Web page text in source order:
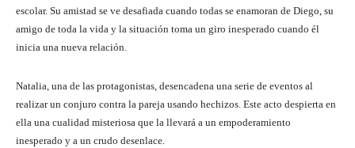
escolar. Su amistad se ve desafiada cuando todas se enamoran de Diego, su
amigo de toda la vida y la situación toma un giro inesperado cuando él
inicia una nueva relación.
Natalia, una de las protagonistas, desencadena una serie de eventos al
realizar un conjuro contra la pareja usando hechizos. Este acto despierta en
ella una cualidad misteriosa que la llevará a un empoderamiento
inesperado y a un crudo desenlace.